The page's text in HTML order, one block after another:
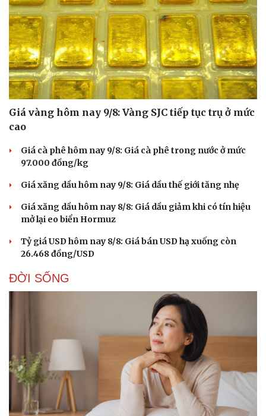
Giá vàng hôm nay 9/8: Vàng SJC tiếp tục trụ ở mức
cao
Giá cà phê hôm nay 9/8: Giá cà phê trong nước ở mức
97.000 đồng/kg
Giá xăng dầu hôm nay 9/8: Giá dầu thế giới tăng nhẹ
Giá xăng dầu hôm nay 8/8: Giá dầu giảm khi có tín hiệu
mở lại eo biển Hormuz
Tỷ giá USD hôm nay 8/8: Giá bán USD hạ xuống còn
26.468 đồng/USD
ĐỜI SỐNG